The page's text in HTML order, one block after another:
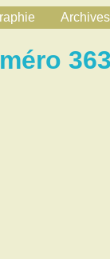
Archives